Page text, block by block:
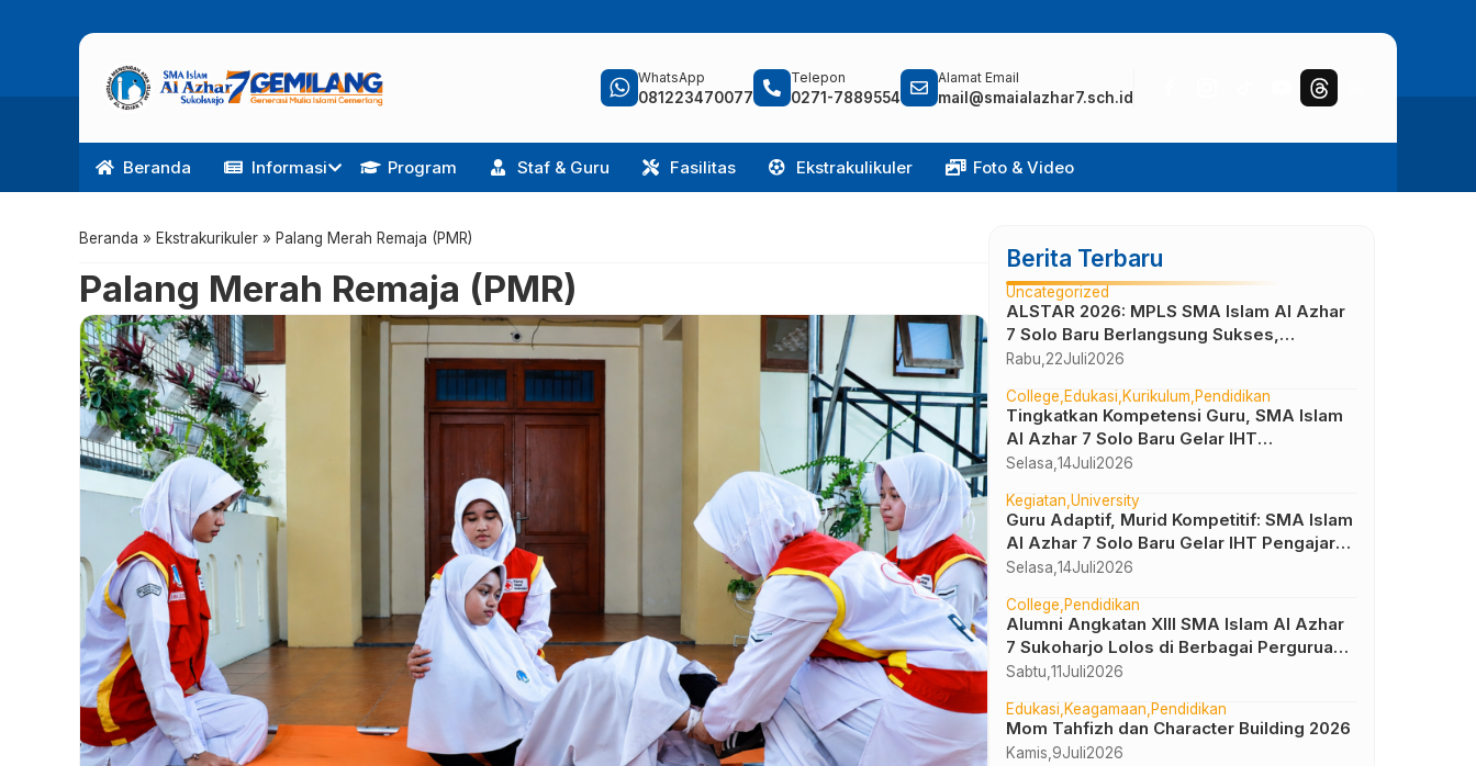
WhatsApp
081223470077
Telepon
0271-7889554
Alamat Email
mail@smaialazhar7.sch.id
Beranda Informasi Program Staf & Guru Fasilitas Ekstrakulikuler Foto & Video
Beranda » Ekstrakurikuler » Palang Merah Remaja (PMR)
Palang Merah Remaja (PMR)
Berita Terbaru
Uncategorized
ALSTAR 2026: MPLS SMA Islam Al Azhar
7 Solo Baru Berlangsung Sukses,
Wujudkan Awal Perjalanan Peserta Didik
Rabu, 22Juli2026
College Edukasi Kurikulum Pendidikan
Tingkatkan Kompetensi Guru, SMA Islam
Al Azhar 7 Solo Baru Gelar IHT
Pembelajaran Bilingual
Selasa, 14Juli2026
Kegiatan University
Guru Adaptif, Murid Kompetitif: SMA Islam
Al Azhar 7 Solo Baru Gelar IHT Pengajar
UTBK 2026
Selasa, 14Juli2026
College Pendidikan
Alumni Angkatan XIII SMA Islam Al Azhar
7 Sukoharjo Lolos di Berbagai Perguruan
Tinggi Negeri dan Luar Negeri
Sabtu, 11Juli2026
Edukasi Keagamaan Pendidikan
Mom Tahfizh dan Character Building 2026
Kamis, 9Juli2026